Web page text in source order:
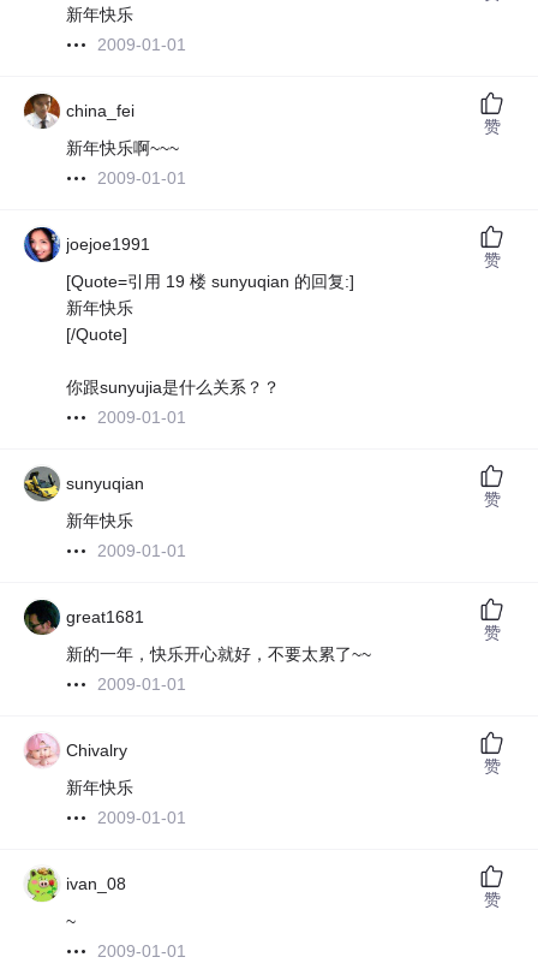
新年快乐
2009-01-01
china_fei
新年快乐啊~~~
2009-01-01
赞
joejoe1991
[Quote=引用 19 楼 sunyuqian 的回复:]
新年快乐
[/Quote]
你跟sunyujia是什么关系？？
2009-01-01
赞
sunyuqian
新年快乐
2009-01-01
赞
great1681
新的一年，快乐开心就好，不要太累了~~
2009-01-01
赞
Chivalry
新年快乐
2009-01-01
赞
ivan_08
~
2009-01-01
赞